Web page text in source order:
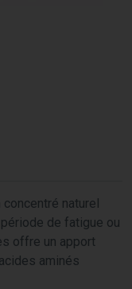
naturel
de fatigue ou
offre un apport
aminés